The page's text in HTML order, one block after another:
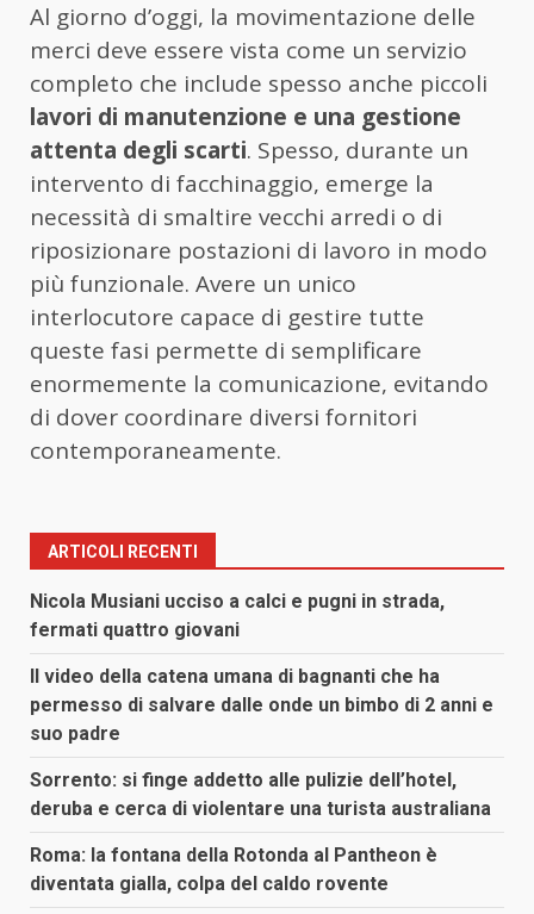
Al giorno d’oggi, la movimentazione delle
merci deve essere vista come un servizio
completo che include spesso anche piccoli
lavori di manutenzione e una gestione
attenta degli scarti. Spesso, durante un
intervento di facchinaggio, emerge la
necessità di smaltire vecchi arredi o di
riposizionare postazioni di lavoro in modo
più funzionale. Avere un unico
interlocutore capace di gestire tutte
queste fasi permette di semplificare
enormemente la comunicazione, evitando
di dover coordinare diversi fornitori
contemporaneamente.
ARTICOLI RECENTI
Nicola Musiani ucciso a calci e pugni in strada,
fermati quattro giovani
Il video della catena umana di bagnanti che ha
permesso di salvare dalle onde un bimbo di 2 anni e
suo padre
Sorrento: si finge addetto alle pulizie dell’hotel,
deruba e cerca di violentare una turista australiana
Roma: la fontana della Rotonda al Pantheon è
diventata gialla, colpa del caldo rovente